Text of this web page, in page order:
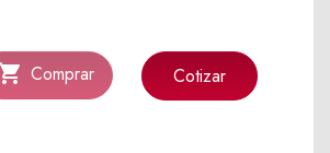
Comprar Cotizar